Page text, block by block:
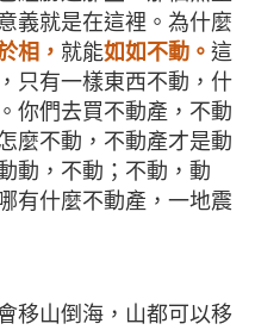
義就是在這裡。為什麼
相， 就能如如不動。 這
只有一樣東西不動，什
你們去買不動產，不動
麼不動，不動產才是動
動，不動；不動，動
有什麼不動產，一地震
移山倒海，山都可以移